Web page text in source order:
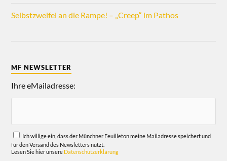
Selbstzweifel an die Rampe! – „Creep“ im Pathos
MF NEWSLETTER
Ihre eMailadresse:
Ich willige ein, dass der Münchner Feuilleton meine Mailadresse speichert und
für den Versand des Newsletters nutzt.
Lesen Sie hier unsere Datenschutzerklärung